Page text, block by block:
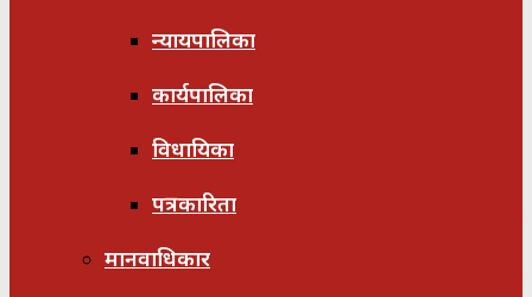
न्यायपालिका
कार्यपालिका
विधायिका
पत्रकारिता
मानवाधिकार